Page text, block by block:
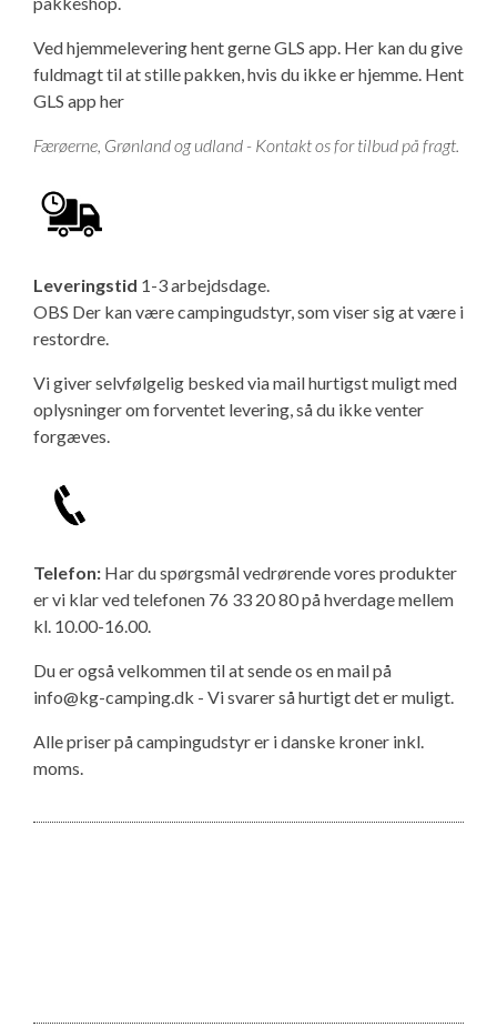
GPDR - Optagelse af foto og video
GPDR - KG Camping Kundeklub
Ved hjemmelevering hent gerne GLS app. Her kan du give
fuldmagt til at stille pakken, hvis du ikke er hjemme. Hent
GLS app her
Færøerne, Grønland og udland - Kontakt os for tilbud på fragt.
Leveringstid 1-3 arbejdsdage.
OBS Der kan være campingudstyr, som viser sig at være i
restordre.
Vi giver selvfølgelig besked via mail hurtigst muligt med
oplysninger om forventet levering, så du ikke venter
forgæves.
Telefon: Har du spørgsmål vedrørende vores produkter
er vi klar ved telefonen 76 33 20 80 på hverdage mellem
kl. 10.00-16.00.
Du er også velkommen til at sende os en mail på
info@kg-camping.dk - Vi svarer så hurtigt det er muligt.
Alle priser på campingudstyr er i danske kroner inkl.
moms.